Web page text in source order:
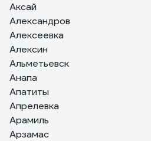
Аксай
Александров
Алексеевка
Алексин
Альметьевск
Анапа
Апатиты
Апрелевка
Арамиль
Арзамас